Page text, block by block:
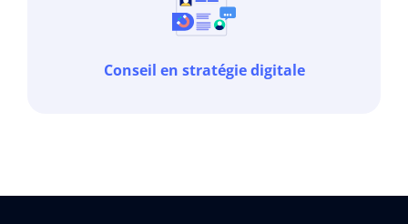
Conseil en stratégie digitale